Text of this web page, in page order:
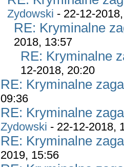
Zydowski - 22-12-
RE: Kryminalne
2018, 13:57
RE: Kryminalne
12-2018, 20:20
RE: Kryminalne
09:36
RE: Kryminalne
Zydowski - 22-12-2018,
RE: Kryminalne
2019, 15:56